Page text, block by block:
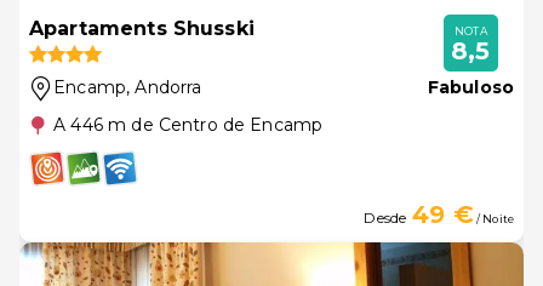
Apartaments Shusski
Encamp, Andorra
A 446 m de Centro de Encamp
NOTA
8,5
Fabuloso
Desde 49 €/ Noite